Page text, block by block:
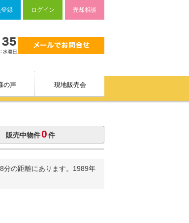
録 ログイン 売却相談
の声 現地販売会
販売中物件0件
の距離にあります。1989年